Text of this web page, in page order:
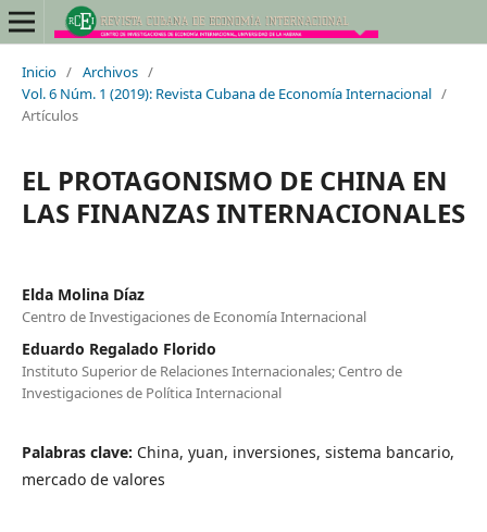
Inicio / Archivos /
Vol. 6 Núm. 1 (2019): Revista Cubana de Economía Internacional /
Artículos
EL PROTAGONISMO DE CHINA EN
LAS FINANZAS INTERNACIONALES
Elda Molina Díaz
Centro de Investigaciones de Economía Internacional
Eduardo Regalado Florido
Instituto Superior de Relaciones Internacionales; Centro de
Investigaciones de Política Internacional
Palabras clave: China, yuan, inversiones, sistema bancario,
mercado de valores